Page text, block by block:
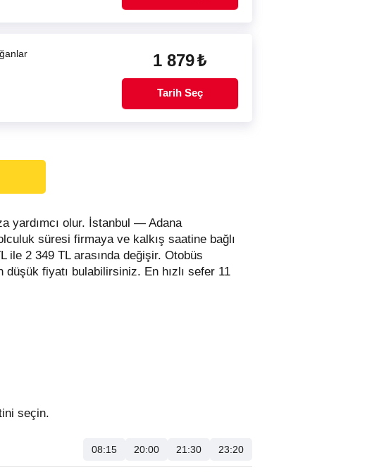
1 879₺
Tarih Seç
yardımcı olur. İstanbul — Adana
süresi firmaya ve kalkış saatine bağlı
ile 2 349 TL arasında değişir. Otobüs
fiyatı bulabilirsiniz. En hızlı sefer 11
seçin.
08:15 20:00 21:30 23:20